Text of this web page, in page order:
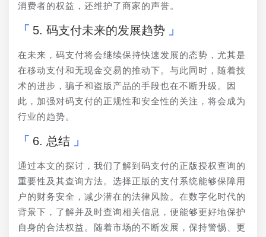
消费者的权益，还维护了商家的声誉。
5. 码支付未来的发展趋势
在未来，码支付将会继续保持快速发展的态势，尤其是
在移动支付和无现金交易的推动下。与此同时，随着技
术的进步，骗子和盗版产品的手段也在不断升级。因
此，加强对码支付的正规性和安全性的关注，将会成为
行业的趋势。
6. 总结
通过本文的探讨，我们了解到码支付的正版授权查询的
重要性及其查询方法。选择正版的支付系统能够保障用
户的财务安全，减少潜在的法律风险。在数字化时代的
背景下，了解并及时查询相关信息，便能够更好地保护
自身的合法权益。随着市场的不断发展，保持警惕、更